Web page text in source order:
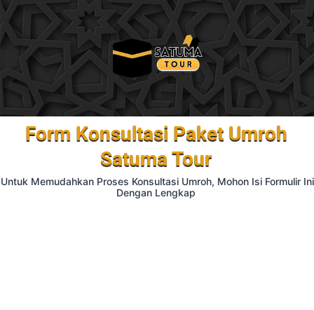
Form Konsultasi Paket Umroh
Satuma Tour
Untuk Memudahkan Proses Konsultasi Umroh, Mohon Isi Formulir Ini
Dengan Lengkap